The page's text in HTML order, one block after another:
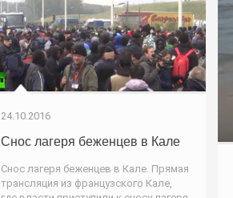
24.10.2016
Снос лагеря беженцев в Кале
Снос лагеря беженцев в Кале. Прямая
трансляция из французского Кале,